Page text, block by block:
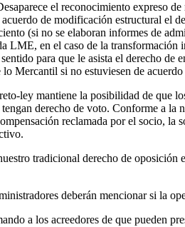
el reconocimiento expreso
de modificación estructural el
(si no se elaboran informes de
LME, en el caso de la
para que le asista el derecho
Mercantil si no estuviesen de
ley mantiene la posibilidad de que
derecho de voto. Conforme a la
reclamada por el socio,
tradicional derecho de oposición
deberán mencionar si la
a los acreedores de que pueden